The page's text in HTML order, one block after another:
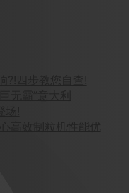
无霸”意大利
!
高效制粒机性能优